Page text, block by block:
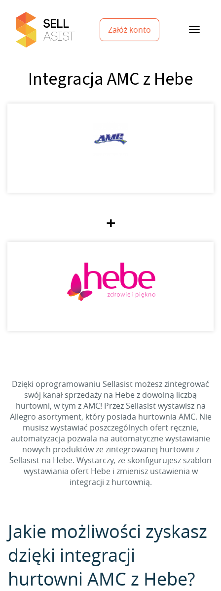
Załóż konto
Integracja AMC z Hebe
+
Dzięki oprogramowaniu Sellasist możesz zintegrować
swój kanał sprzedaży na Hebe z dowolną liczbą
hurtowni, w tym z AMC! Przez Sellasist wystawisz na
Allegro asortyment, który posiada hurtownia AMC. Nie
musisz wystawiać poszczególnych ofert ręcznie,
automatyzacja pozwala na automatyczne wystawianie
nowych produktów ze zintegrowanej hurtowni z
Sellasist na Hebe. Wystarczy, że skonfigurujesz szablon
wystawiania ofert Hebe i zmienisz ustawienia w
integracji z hurtownią.
Jakie możliwości zyskasz
dzięki integracji
hurtowni AMC z Hebe?